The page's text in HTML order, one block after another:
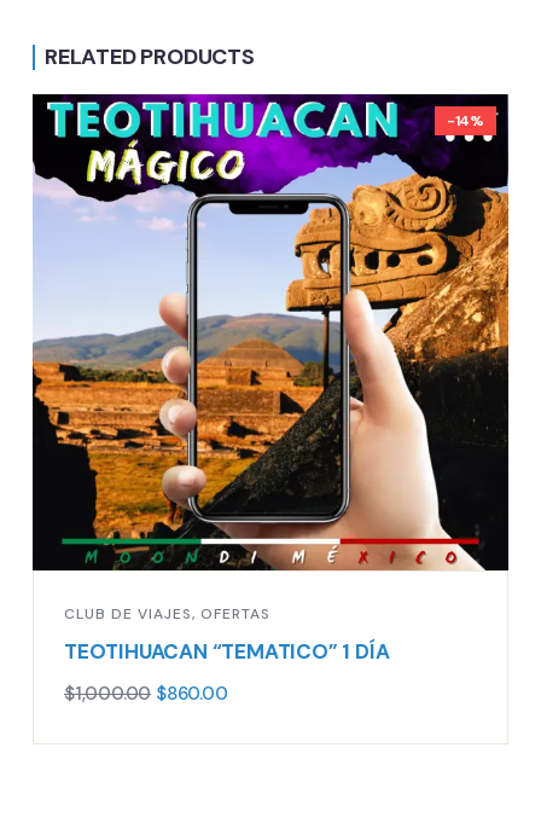
RELATED PRODUCTS
-14%
CLUB DE VIAJES, OFERTAS
TEOTIHUACAN “TEMATICO” 1 DÍA
$1,000.00 $860.00